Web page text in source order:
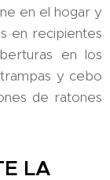
en el hogar y
en recipientes
en los
y cebo
de ratones
LA